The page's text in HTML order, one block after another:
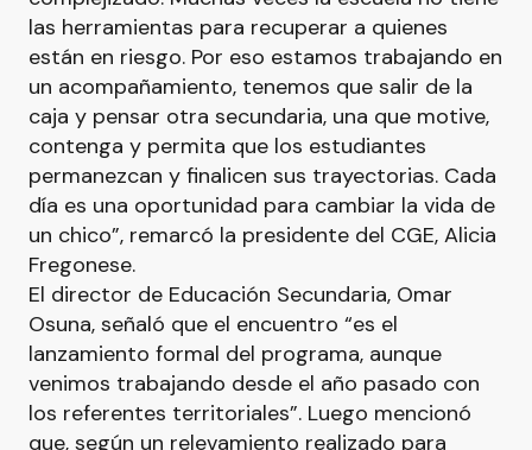
las herramientas para recuperar a quienes
están en riesgo. Por eso estamos trabajando en
un acompañamiento, tenemos que salir de la
caja y pensar otra secundaria, una que motive,
contenga y permita que los estudiantes
permanezcan y finalicen sus trayectorias. Cada
día es una oportunidad para cambiar la vida de
un chico”, remarcó la presidente del CGE, Alicia
Fregonese.
El director de Educación Secundaria, Omar
Osuna, señaló que el encuentro “es el
lanzamiento formal del programa, aunque
venimos trabajando desde el año pasado con
los referentes territoriales”. Luego mencionó
que, según un relevamiento realizado para